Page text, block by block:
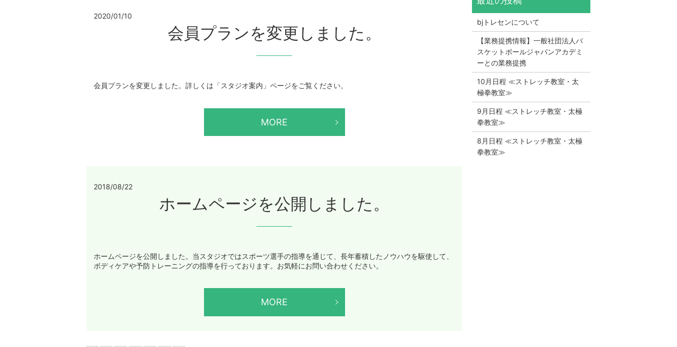
2020/01/10
会員プランを変更しました。
会員プランを変更しました。詳しくは「スタジオ案内」ページをご覧ください。
MORE
2018/08/22
ホームページを公開しました。
ホームページを公開しました。当スタジオではスポーツ選手の指導を通じて、長年蓄積したノウハウを駆使して、
ボディケアや予防トレーニングの指導を行っております。お気軽にお問い合わせください。
MORE
bjトレセンについて
【業務提携情報】一般社団法人バ
スケットボールジャパンアカデミ
ーとの業務提携
10月日程 ≪ストレッチ教室・太
極拳教室≫
9月日程 ≪ストレッチ教室・太極
拳教室≫
8月日程 ≪ストレッチ教室・太極
拳教室≫